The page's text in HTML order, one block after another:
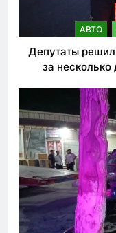
АВТО
Депутаты
за несколько